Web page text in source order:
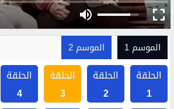
الموسم 1 الموسم 2
الحلقة
1
الحلقة
2
الحلقة
3
الحلقة
4